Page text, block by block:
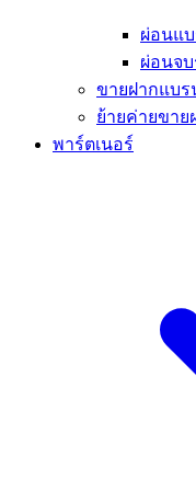
ผ่อนแ
ผ่อนจ
ขายฝากแบร
ย้ายค่ายขาย
พาร์ตเนอร์